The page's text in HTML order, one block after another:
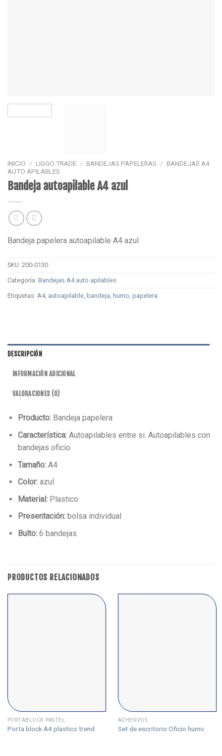
INICIO / LIGGO TRADE / BANDEJAS PAPELERAS / BANDEJAS A4
AUTO APILABLES
Bandeja autoapilable A4 azul
Bandeja papelera autoapilable A4 azul
SKU: 200-0130
Categoría: Bandejas A4 auto apilables
Etiquetas: A4, autoapilable bandeja humo papelera
DESCRIPCIÓN
INFORMACIÓN ADICIONAL
VALORACIONES (0)
Producto:Bandeja papelera
Característica:Autoapilables entre si. Autoapilables con
bandejas oficio
Tamaño:A4
Color: azul
Material:Plastico
Presentación:bolsa individual
Bulto:6 bandejas
PRODUCTOS RELACIONADOS
PORTABLOCK PASTEL
Porta block A4 plastico trend
ADHESIVOS
Set de escritorio Oficio humo